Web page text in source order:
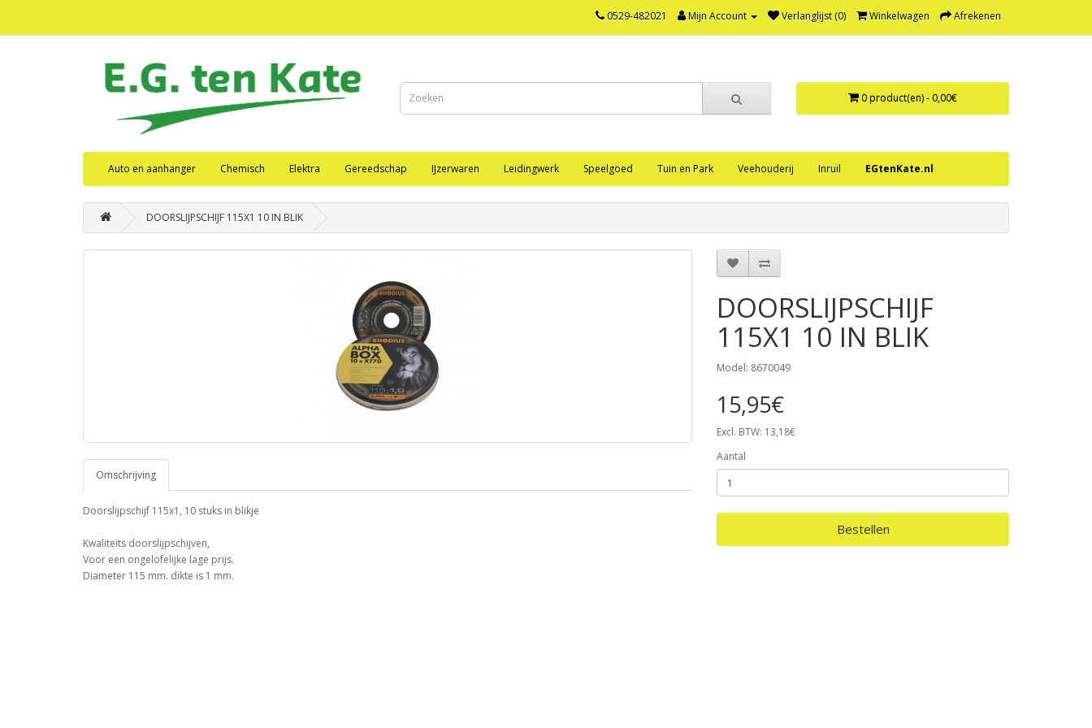
0529-482021 Mijn Account Verlanglijst (0) Winkelwagen Afrekenen
0 product(en) - 0,00€
Auto en aanhanger Chemisch Elektra Gereedschap IJzerwaren Leidingwerk Speelgoed Tuin en Park Veehouderij Inruil EGtenKate.nl
DOORSLIJPSCHIJF 115X1 10 IN BLIK
Omschrijving
Doorslijpschijf 115x1, 10 stuks in blikje
Kwaliteits doorslijpschijven,
Voor een ongelofelijke lage prijs.
Diameter 115 mm. dikte is 1 mm.
DOORSLIJPSCHIJF
115X1 10 IN BLIK
Model: 8670049
15,95€
Excl. BTW: 13,18€
Aantal
Bestellen